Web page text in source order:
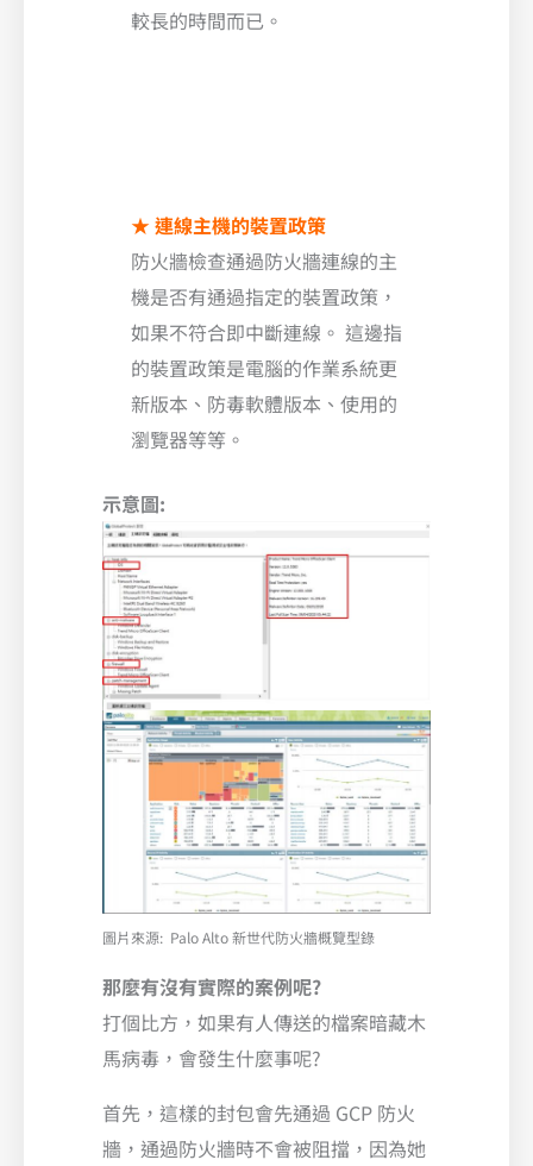
較長的時間而已。
★ 連線主機的裝置政策
防火牆檢查通過防火牆連線的主
機是否有通過指定的裝置政策，
如果不符合即中斷連線。 這邊指
的裝置政策是電腦的作業系統更
新版本、防毒軟體版本、使用的
瀏覽器等等。
示意圖:
圖片來源: Palo Alto 新世代防火牆概覽型錄
那麼有沒有實際的案例呢?
打個比方，如果有人傳送的檔案暗藏木
馬病毒，會發生什麼事呢?
首先，這樣的封包會先通過 GCP 防火
牆，通過防火牆時不會被阻擋，因為她